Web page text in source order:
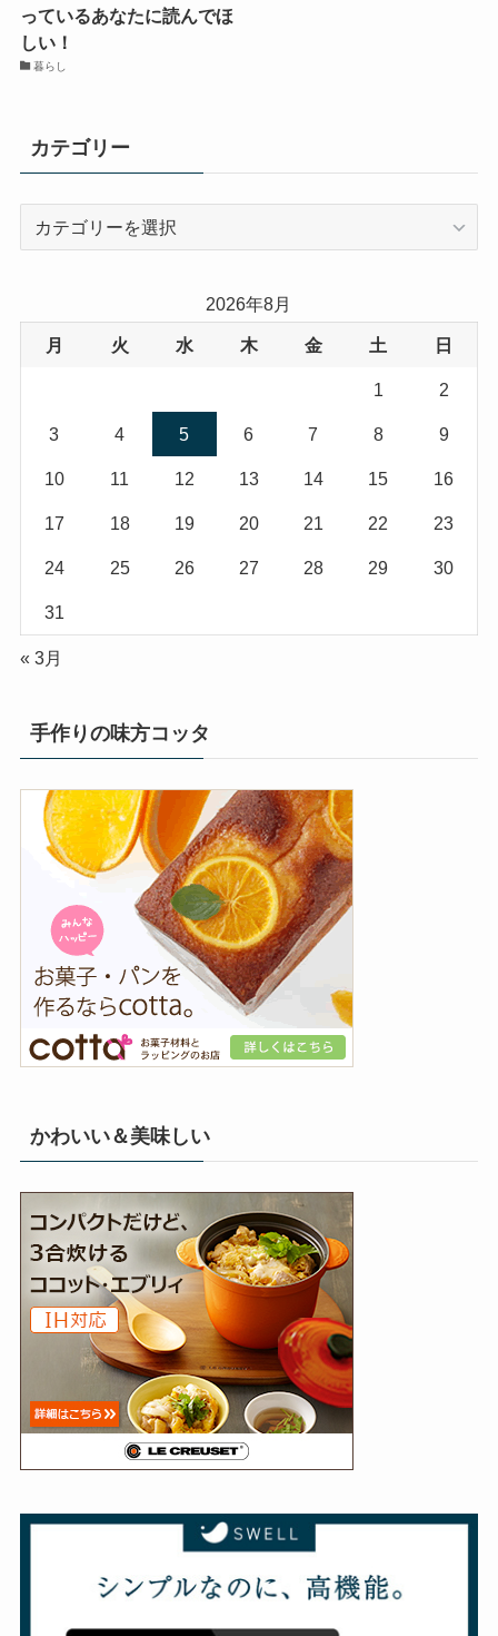
っているあなたに読んでほ
しい！
暮らし
カテゴリー
ー
2026年8月
月 火 水 木 金 土 日
1 2
3 4 5 6 7 8 9
10 11 12 13 14 15 16
17 18 19 20 21 22 23
24 25 26 27 28 29 30
31
« 3月
手作りの味方コッタ
かわいい＆美味しい